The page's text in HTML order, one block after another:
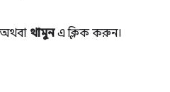
থামুনএ ক্লিক করুন।